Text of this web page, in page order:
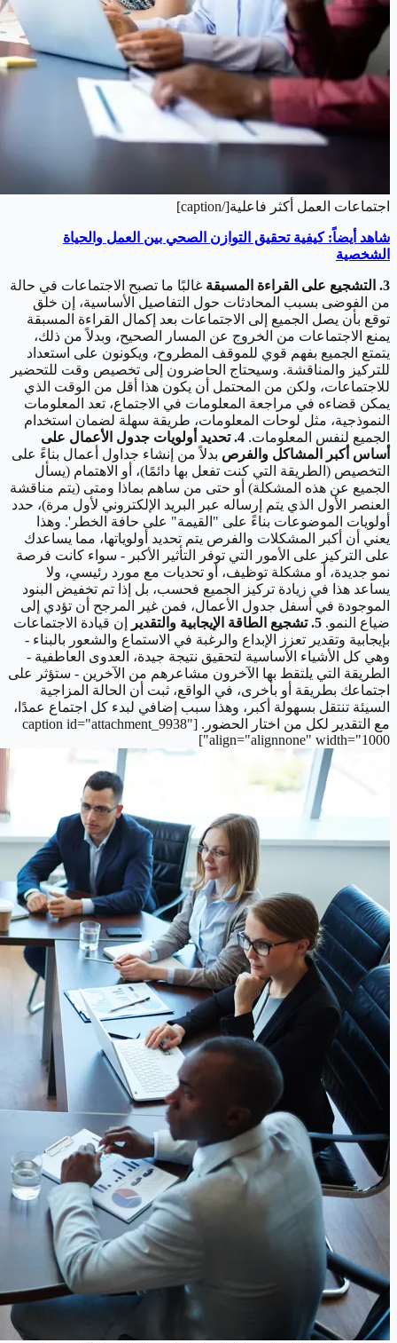
اجتماعات العمل أكثر فاعلية[/caption]
شاهد أيضاً: كيفية تحقيق التوازن الصحي بين العمل والحياة
الشخصية
3. التشجيع على القراءة المسبقة
غالبًا ما تصبح الاجتماعات في حالة
من الفوضى بسبب المحادثات حول التفاصيل الأساسية، إن خلق
توقع بأن يصل الجميع إلى الاجتماعات بعد إكمال القراءة المسبقة
يمنع الاجتماعات من الخروج عن المسار الصحيح، وبدلاً من ذلك،
يتمتع الجميع بفهم قوي للموقف المطروح، ويكونون على استعداد
للتركيز والمناقشة. وسيحتاج الحاضرون إلى تخصيص وقت للتحضير
للاجتماعات، ولكن من المحتمل أن يكون هذا أقل من الوقت الذي
يمكن قضاءه في مراجعة المعلومات في الاجتماع، تعد المعلومات
النموذجية، مثل لوحات المعلومات، طريقة سهلة لضمان استخدام
الجميع لنفس المعلومات.
4. تحديد أولويات جدول الأعمال على
أساس أكبر المشاكل والفرص بدلاً من إنشاء جداول أعمال بناءً على
التخصيص (الطريقة التي كنت تفعل بها دائمًا)، أو الاهتمام (يسأل
الجميع عن هذه المشكلة) أو حتى من ساهم بماذا ومتى (يتم مناقشة
العنصر الأول الذي يتم إرساله عبر البريد الإلكتروني لأول مرة)، حدد
أولويات الموضوعات بناءً على "القيمة" على حافة الخطر'. وهذا
يعني أن أكبر المشكلات والفرص يتم تحديد أولوياتها، مما يساعدك
على التركيز على الأمور التي توفر التأثير الأكبر - سواء كانت فرصة
نمو جديدة، أو مشكلة توظيف، أو تحديات مع مورد رئيسي، ولا
يساعد هذا في زيادة تركيز الجميع فحسب، بل إذا تم تخفيض البنود
الموجودة في أسفل جدول الأعمال، فمن غير المرجح أن تؤدي إلى
ضياع النمو. 5. تشجيع الطاقة الإيجابية والتقدير
إن قيادة الاجتماعات
بإيجابية وتقدير تعزز الإبداع والرغبة في الاستماع والشعور بالبناء -
وهي كل الأشياء الأساسية لتحقيق نتيجة جيدة، العدوى العاطفية -
الطريقة التي يلتقط بها الآخرون مشاعرهم من الآخرين - ستؤثر على
اجتماعك بطريقة أو بأخرى، في الواقع، ثبت أن الحالة المزاجية
السيئة تنتقل بسهولة أكبر، وهذا سبب إضافي لبدء كل اجتماع عمدًا،
مع التقدير لكل من اختار الحضور. [caption id="attachment_9938"
align="alignnone" width="1000"]